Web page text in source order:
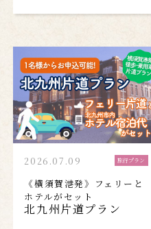
2026.07.09 旅行プラン
《横須賀港発》フェリーと
ホテルがセット
北九州片道プラン